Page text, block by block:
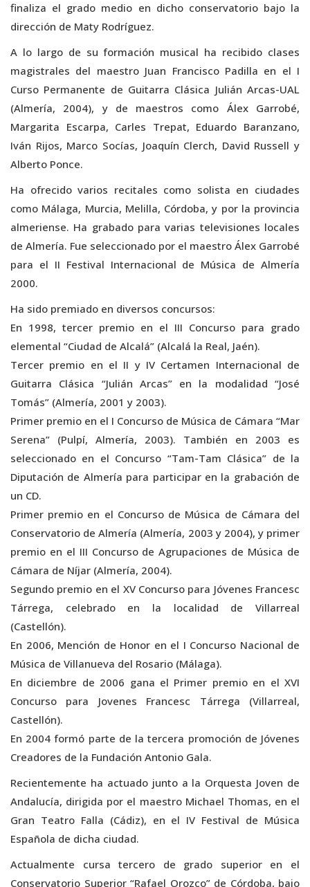
finaliza el grado medio en dicho conservatorio bajo la
dirección de Maty Rodríguez.
A lo largo de su formación musical ha recibido clases
magistrales del maestro Juan Francisco Padilla en el I
Curso Permanente de Guitarra Clásica Julián Arcas-UAL
(Almería, 2004), y de maestros como Álex Garrobé,
Margarita Escarpa, Carles Trepat, Eduardo Baranzano,
Iván Rijos, Marco Socías, Joaquín Clerch, David Russell y
Alberto Ponce.
Ha ofrecido varios recitales como solista en ciudades
como Málaga, Murcia, Melilla, Córdoba, y por la provincia
almeriense. Ha grabado para varias televisiones locales
de Almería. Fue seleccionado por el maestro Álex Garrobé
para el II Festival Internacional de Música de Almería
2000.
Ha sido premiado en diversos concursos:
En 1998, tercer premio en el III Concurso para grado
elemental “Ciudad de Alcalá” (Alcalá la Real, Jaén).
Tercer premio en el II y IV Certamen Internacional de
Guitarra Clásica “Julián Arcas” en la modalidad “José
Tomás” (Almería, 2001 y 2003).
Primer premio en el I Concurso de Música de Cámara “Mar
Serena” (Pulpí, Almería, 2003). También en 2003 es
seleccionado en el Concurso “Tam-Tam Clásica” de la
Diputación de Almería para participar en la grabación de
un CD.
Primer premio en el Concurso de Música de Cámara del
Conservatorio de Almería (Almería, 2003 y 2004), y primer
premio en el III Concurso de Agrupaciones de Música de
Cámara de Níjar (Almería, 2004).
Segundo premio en el XV Concurso para Jóvenes Francesc
Tárrega, celebrado en la localidad de Villarreal
(Castellón).
En 2006, Mención de Honor en el I Concurso Nacional de
Música de Villanueva del Rosario (Málaga).
En diciembre de 2006 gana el Primer premio en el XVI
Concurso para Jovenes Francesc Tárrega (Villarreal,
Castellón).
En 2004 formó parte de la tercera promoción de Jóvenes
Creadores de la Fundación Antonio Gala.
Recientemente ha actuado junto a la Orquesta Joven de
Andalucía, dirigida por el maestro Michael Thomas, en el
Gran Teatro Falla (Cádiz), en el IV Festival de Música
Española de dicha ciudad.
Actualmente cursa tercero de grado superior en el
Conservatorio Superior “Rafael Orozco” de Córdoba, bajo